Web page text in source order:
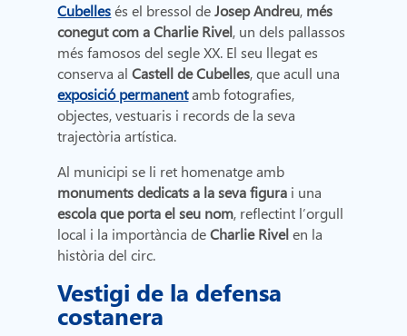
Cubellesés el bressol deJosep Andreu, més
conegut com a Charlie Rivel, un dels pallassos
més famosos del segle XX. El seu llegat es
conserva alCastell de Cubelles, que acull una
exposició permanentamb fotografies,
objectes, vestuaris i records de la seva
trajectòria artística.
Al municipi se li ret homenatge amb
monuments dedicats a la seva figura i una
escola que porta el seu nom, reflectint l’orgull
local i la importància deCharlie Rivelen la
història del circ.
Vestigi de la defensa
costanera